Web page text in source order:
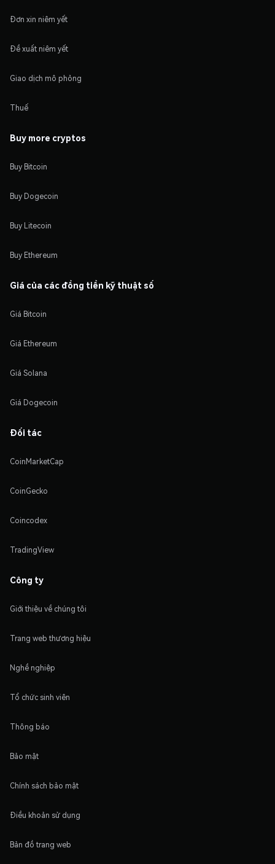
Đơn xin niêm yết
Đề xuất niêm yết
Giao dịch mô phỏng
Thuế
Buy more cryptos
Buy Bitcoin
Buy Dogecoin
Buy Litecoin
Buy Ethereum
Giá của các đồng tiền kỹ thuật số
Giá Bitcoin
Giá Ethereum
Giá Solana
Giá Dogecoin
Đối tác
CoinMarketCap
CoinGecko
Coincodex
TradingView
Công ty
Giới thiệu về chúng tôi
Trang web thương hiệu
Nghề nghiệp
Tổ chức sinh viên
Thông báo
Bảo mật
Chính sách bảo mật
Điều khoản sử dụng
Bản đồ trang web